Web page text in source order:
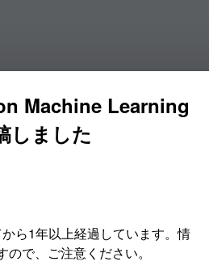
Machine Learning
しました
ら1年以上経過しています。情
で、ご注意ください。